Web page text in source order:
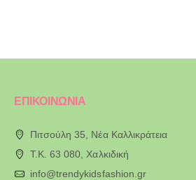
ΕΠΙΚΟΙΝΩΝΙΑ
Πιτσούλη 35, Νέα Καλλικράτεια
T.K. 63 080, Χαλκιδική
info@trendykidsfashion.gr